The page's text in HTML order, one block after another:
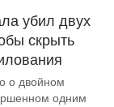
убил двух
скрыть
о двойном
одним